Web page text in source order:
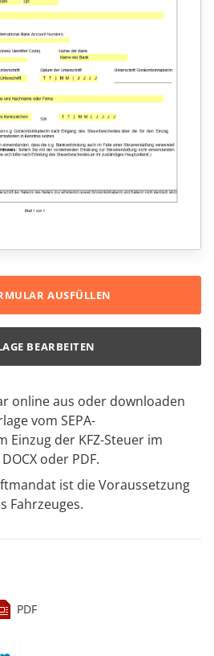
online aus oder downloaden
vom SEPA-
Einzug der KFZ-Steuer im
oder PDF.
ist die Voraussetzung
Fahrzeuges.
PDF
AUSFÜLLEN
BEARBEITEN